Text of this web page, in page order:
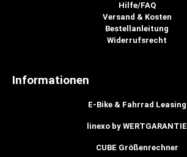
Hilfe/FAQ
Versand & Kosten
Bestellanleitung
Widerrufsrecht
Informationen
E-Bike & Fahrrad Leasing
linexo by WERTGARANTIE
CUBE Größenrechner